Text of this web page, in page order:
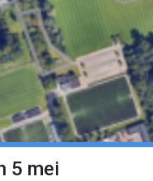
5 mei